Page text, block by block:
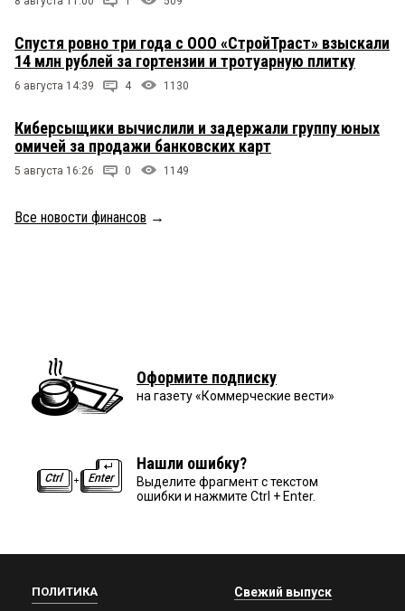
Спустя ровно три года с ООО «СтройТраст» взыскали
14 млн рублей за гортензии и тротуарную плитку
6 августа 14:39 4 1130
Киберсыщики вычислили и задержали группу юных
омичей за продажи банковских карт
5 августа 16:26 0 1149
Все новости финансов →
Оформите подписку
на газету «Коммерческие вести»
Нашли ошибку?
Выделите фрагмент с текстом
ошибки и нажмите Ctrl + Enter.
ПОЛИТИКА Свежий выпуск